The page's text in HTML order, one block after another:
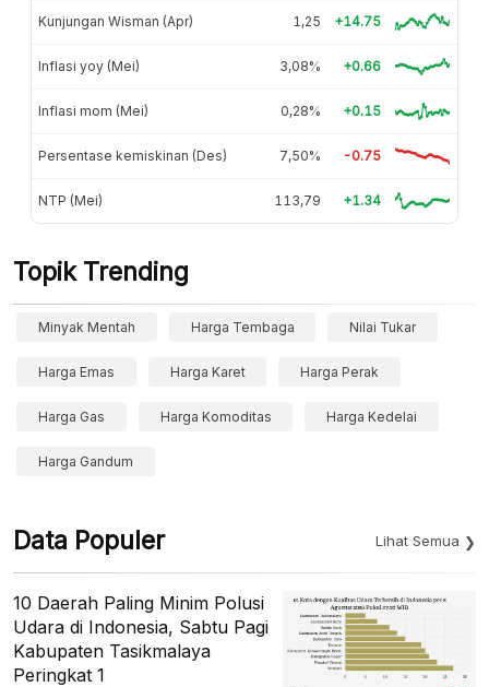
Kunjungan Wisman (Apr) 1,25 +14.75
Inflasi yoy (Mei) 3,08% +0.66
Inflasi mom (Mei) 0,28% +0.15
Persentase kemiskinan (Des) 7,50% -0.75
NTP (Mei) 113,79 +1.34
Topik Trending
Minyak Mentah Harga Tembaga Nilai Tukar
Harga Emas Harga Karet Harga Perak
Harga Gas Harga Komoditas Harga Kedelai
Harga Gandum
Data Populer Lihat Semua
10 Daerah Paling Minim Polusi
Udara di Indonesia, Sabtu Pagi
Kabupaten Tasikmalaya
Peringkat 1